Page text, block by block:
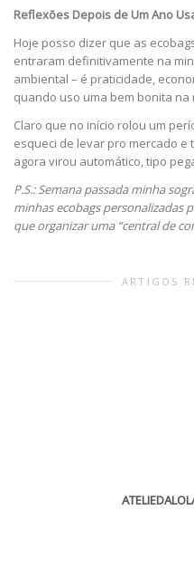
Reflexões Depois de Um Ano
Hoje posso dizer que as
entraram definitivamente na
ambiental – é praticidade,
quando uso uma bem bonita na
Claro que no início rolou um
esqueci de levar pro mercado
agora virou automático, tipo
P.S.: Semana passada minha
minhas ecobags personalizadas
que organizar uma “central de
ARTIGOS